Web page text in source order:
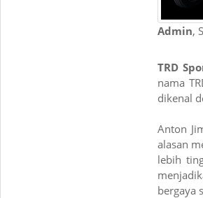
Admin,
TRD
nama
dikenal
Anton
alasan
lebih
bergaya